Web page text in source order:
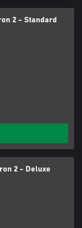
2 - Standard
2 - Deluxe